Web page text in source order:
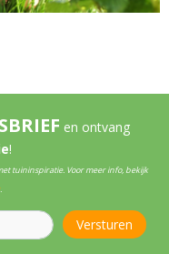
en ontvang
!
tuininspiratie. Voor meer info, bekijk
.